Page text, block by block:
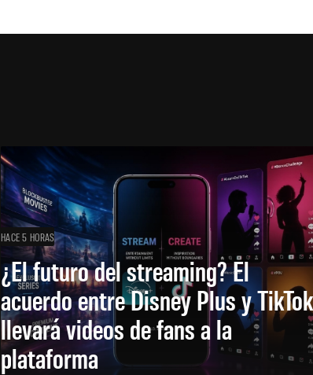
HACE 5 HORAS
¿El futuro del streaming? El
acuerdo entre Disney Plus y TikTok
llevará videos de fans a la
plataforma